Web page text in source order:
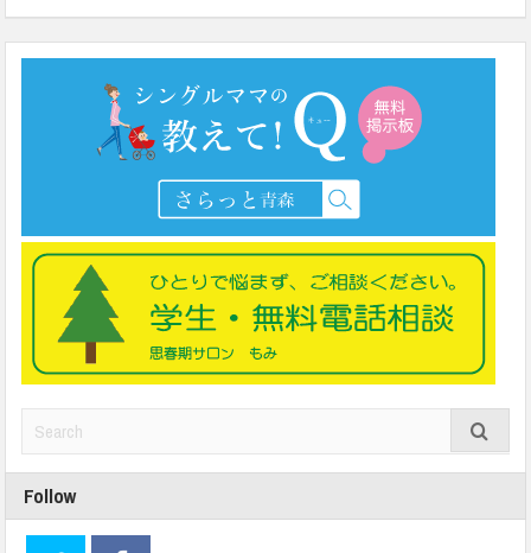
Follow